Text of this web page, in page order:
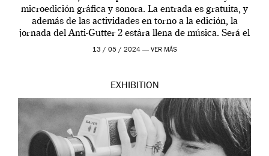
microedición gráfica y sonora. La entrada es gratuita, y
además de las actividades en torno a la edición, la
jornada del Anti-Gutter 2 estára llena de música. Será el
[…]
13 / 05 / 2024 — VER MÁS
EXHIBITION